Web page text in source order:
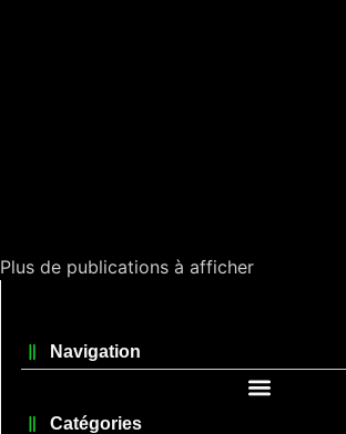
Plus de publications à afficher
Navigation
Catégories